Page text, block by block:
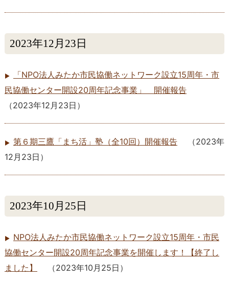
2023年12月23日
「NPO法人みたか市民協働ネットワーク設立15周年・市
民協働センター開設20周年記念事業」 開催報告
（2023年12月23日 ）
第６期三鷹「まち活」塾（全10回）開催報告 （2023年
12月23日 ）
2023年10月25日
NPO法人みたか市民協働ネットワーク設立15周年・市民
協働センター開設20周年記念事業を開催します！【終了し
ました】
（2023年10月25日 ）